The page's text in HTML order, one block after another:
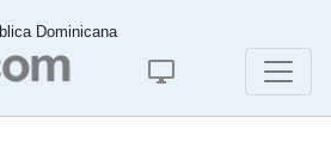
Dominicana